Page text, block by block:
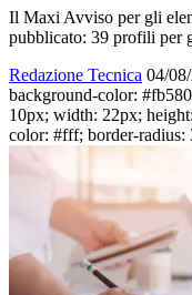
Il Maxi Avviso per gli
pubblicato: 39 profili per
Redazione Tecnica 04/
background-color:
10px; width: 22px;
color: #fff; border-radius: